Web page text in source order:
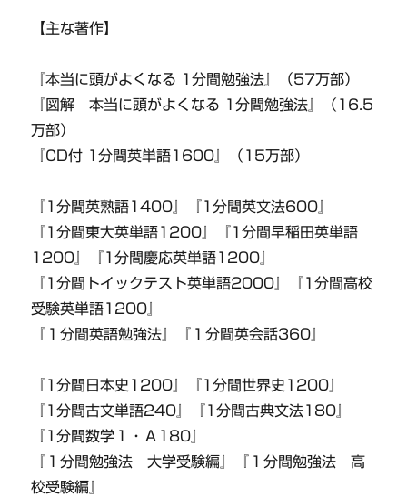
【主な著作】
『本当に頭がよくなる 1分間勉強法』（57万部）
『図解 本当に頭がよくなる 1分間勉強法』（16.5
万部）
『CD付 1分間英単語1600』（15万部）
『1分間英熟語1400』『1分間英文法600』
『1分間東大英単語1200』『1分間早稲田英単語
1200』『1分間慶応英単語1200』
『1分間トイックテスト英単語2000』『1分間高校
受験英単語1200』
『１分間英語勉強法』『１分間英会話360』
『1分間日本史1200』『1分間世界史1200』
『1分間古文単語240』『1分間古典文法180』
『1分間数学１・Ａ180』
『１分間勉強法 大学受験編』『１分間勉強法 高
校受験編』